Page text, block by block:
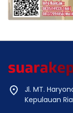
Jl. MT.
Kepulauan